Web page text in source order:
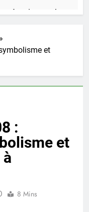
réussir un achat
Myriam Seurat en
et avantages
et
:
et
8 Mins